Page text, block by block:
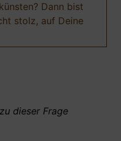
Dann bist
stolz, auf Deine
dieser Frage